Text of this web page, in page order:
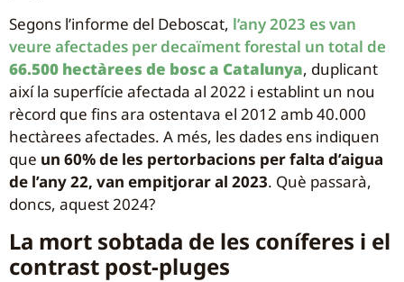
Segons l’informe del Deboscat, l’any 2023 es van
veure afectades per decaïment forestal un total de
66.500 hectàrees de bosc a Catalunya, duplicant
així la superfície afectada al 2022 i establint un nou
rècord que fins ara ostentava el 2012 amb 40.000
hectàrees afectades. A més, les dades ens indiquen
que un 60% de les pertorbacions per falta d’aigua
de l’any 22, van empitjorar al 2023. Què passarà,
doncs, aquest 2024?
La mort sobtada de les coníferes i el
contrast post-pluges